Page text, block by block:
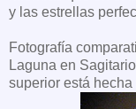
y las estrellas
Fotografía
Laguna en
superior está